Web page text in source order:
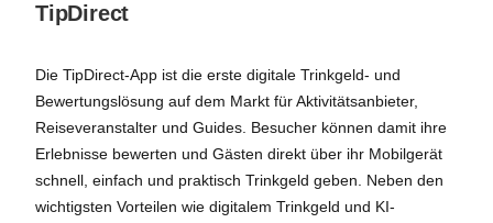
TipDirect
Die TipDirect-App ist die erste digitale Trinkgeld- und
Bewertungslösung auf dem Markt für Aktivitätsanbieter,
Reiseveranstalter und Guides. Besucher können damit ihre
Erlebnisse bewerten und Gästen direkt über ihr Mobilgerät
schnell, einfach und praktisch Trinkgeld geben. Neben den
wichtigsten Vorteilen wie digitalem Trinkgeld und KI-